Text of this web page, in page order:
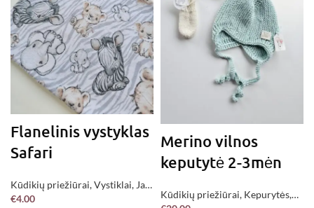
Flanelinis vystyklas
Safari
Kūdikių priežiūrai,Vystiklai, Jau
pagaminta !
€4.00
Merino vilnos
keputytė 2-3mėn
Kūdikių priežiūrai, Kepurytės,